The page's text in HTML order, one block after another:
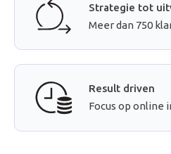
Strategie tot
Meer dan 750
Result driven
Focus op online